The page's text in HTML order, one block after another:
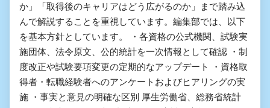
か」「取得後のキャリアはどう広がるのか」まで踏み込
んで解説することを重視しています。編集部では、以下
を基本方針としています。 ・各資格の公式機関、試験実
施団体、法令原文、公的統計を一次情報として確認 ・制
度改正や試験要項変更の定期的なアップデート ・資格取
得者・転職経験者へのアンケートおよびヒアリングの実
施 ・事実と意見の明確な区別 厚生労働省、総務省統計